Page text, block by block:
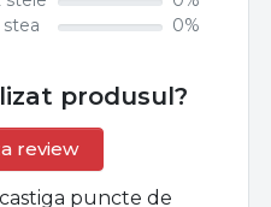
stea
0%
produsul?
review
puncte de